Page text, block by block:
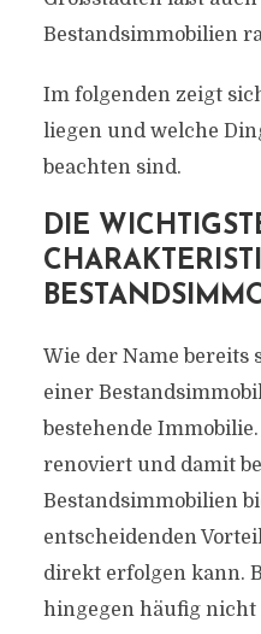
Bestandsimmobilien
Im folgenden zeigt
liegen und welche
beachten sind.
DIE
Wie der Name bereits
einer
bestehende
renoviert und damit
Bestandsimmobilien
entscheidenden
direkt erfolgen kann.
hingegen häufig nicht